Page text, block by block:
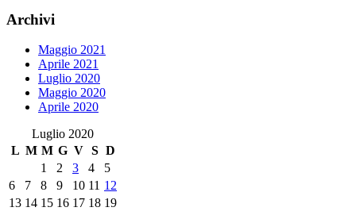
Archivi
Maggio 2021
Aprile 2021
Luglio 2020
Maggio 2020
Aprile 2020
Luglio 2020
L M M G V S D
1
2 3 4
5
6
7 8 9 10 11 12
13 14 15 16 17 18 19